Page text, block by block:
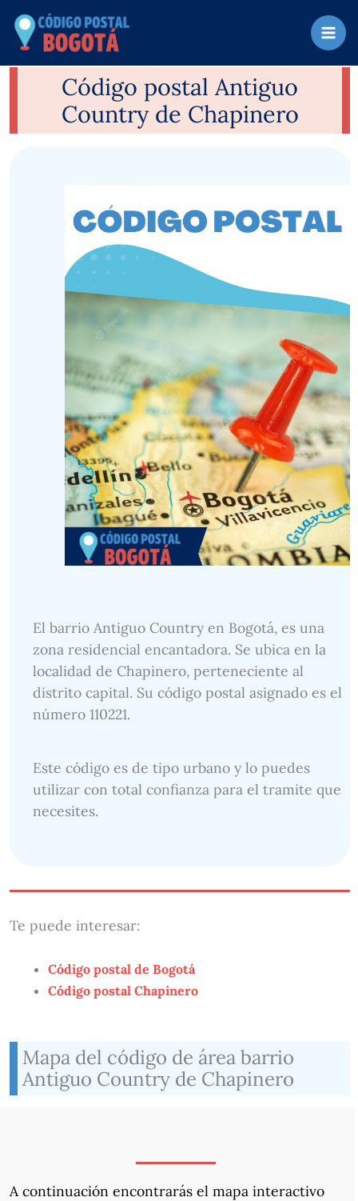
contenido
Código postal Antiguo
Country de Chapinero
El barrio Antiguo Country en Bogotá, es una
zona residencial encantadora. Se ubica en la
localidad de Chapinero, perteneciente al
distrito capital. Su código postal asignado es el
número 110221.
Este código es de tipo urbano y lo puedes
utilizar con total confianza para el tramite que
necesites.
Te puede interesar:
Código postal de Bogotá
Código postal Chapinero
Mapa del código de área barrio
Antiguo Country de Chapinero
A continuación encontrarás el mapa interactivo